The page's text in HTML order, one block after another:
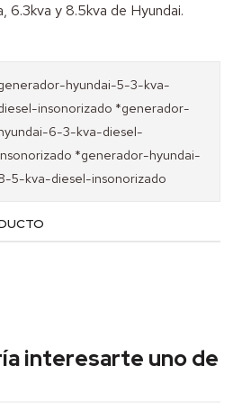
6.3kva y 8.5kva de Hyundai.
hyundai-5-3-kva-
insonorizado *generador-
6-3-kva-diesel-
*generador-hyundai-
5-kva-diesel-insonorizado
interesarte uno de